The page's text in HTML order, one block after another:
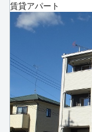
賃貸アパート